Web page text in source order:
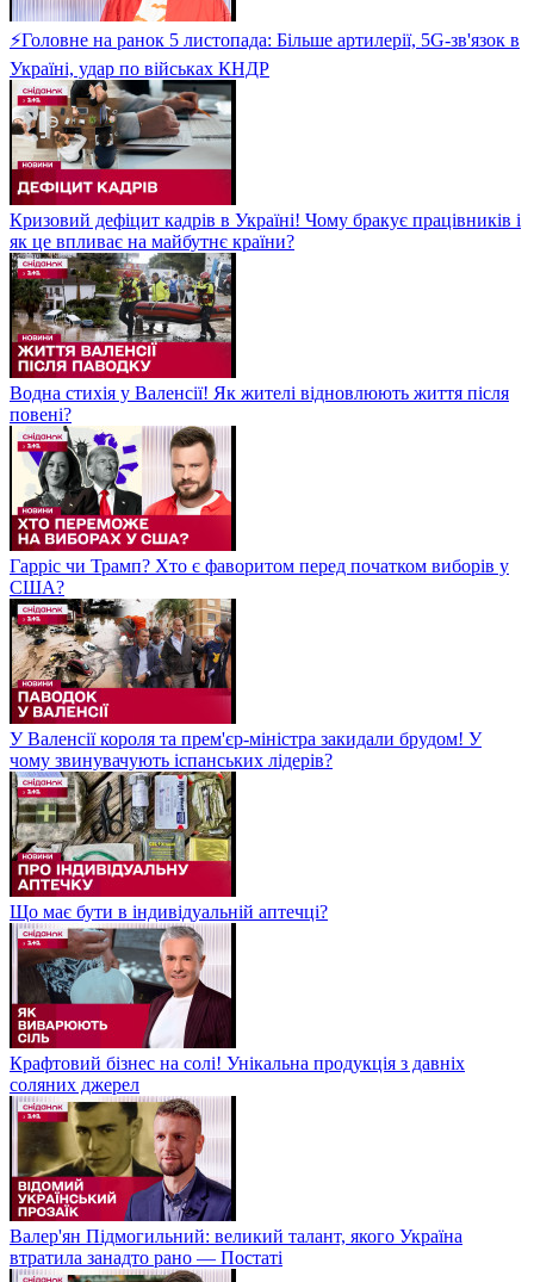
⚡Головне на ранок 5 листопада: Більше артилерії, 5G-зв'язок в
Україні, удар по військах КНДР
Кризовий дефіцит кадрів в Україні! Чому бракує працівників і
як це впливає на майбутнє країни?
Водна стихія у Валенсії! Як жителі відновлюють життя після
повені?
Гарріс чи Трамп? Хто є фаворитом перед початком виборів у
США?
У Валенсії короля та прем'єр-міністра закидали брудом! У
чому звинувачують іспанських лідерів?
Що має бути в індивідуальній аптечці?
Крафтовий бізнес на солі! Унікальна продукція з давніх
соляних джерел
Валер'ян Підмогильний: великий талант, якого Україна
втратила занадто рано — Постаті